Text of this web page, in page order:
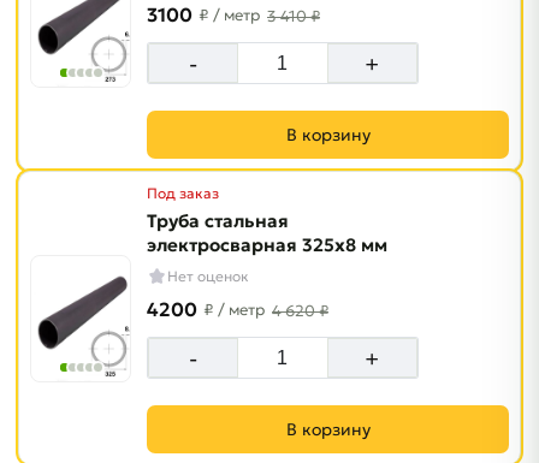
3100 ₽ / метр 3 410 ₽
- +
В корзину
Под заказ
Труба стальная
электросварная 325х8 мм
Нет оценок
4200 ₽ / метр 4 620 ₽
- +
В корзину